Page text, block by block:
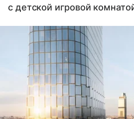
с детской игровой